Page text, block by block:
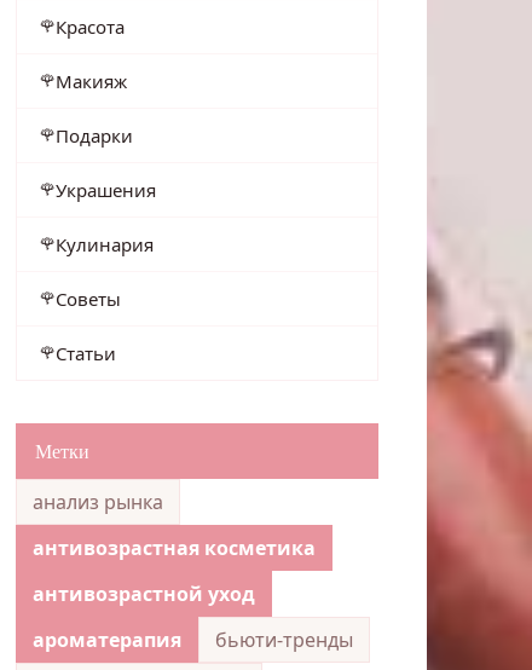
Красота
Макияж
Подарки
Украшения
Кулинария
Советы
Статьи
Метки
анализ рынка
антивозрастная косметика
антивозрастной уход
ароматерапия
бьюти-тренды